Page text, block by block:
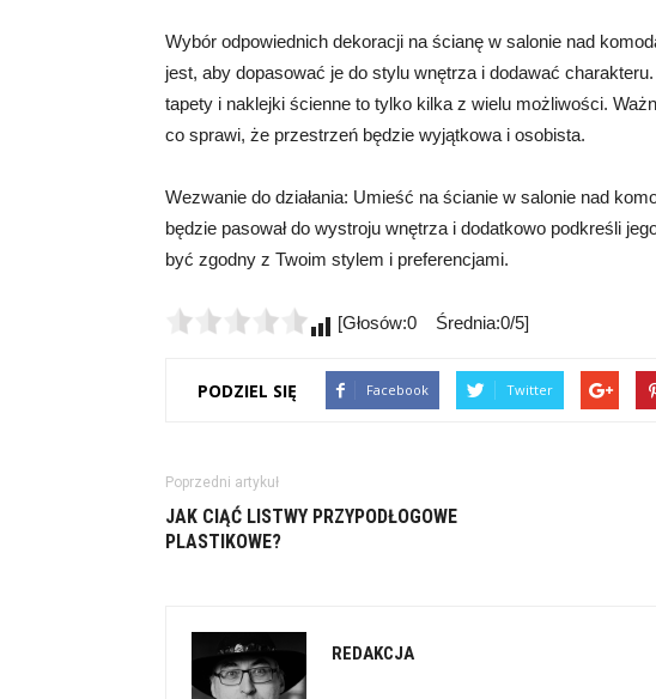
Wybór odpowiednich dekoracji na ścianę w salonie nad
jest, aby dopasować je do stylu wnętrza i dodawać
tapety i naklejki ścienne to tylko kilka z wielu możliwości.
co sprawi, że przestrzeń będzie wyjątkowa i osobista.
Wezwanie do działania: Umieść na ścianie w salonie nad
będzie pasował do wystroju wnętrza i dodatkowo podkreśli
być zgodny z Twoim stylem i preferencjami.
[Głosów:0 Średnia:0/5]
PODZIEL SIĘ Facebook Twitter
Poprzedni artykuł
JAK CIĄĆ LISTWY PRZYPODŁOGOWE
PLASTIKOWE?
REDAKCJA